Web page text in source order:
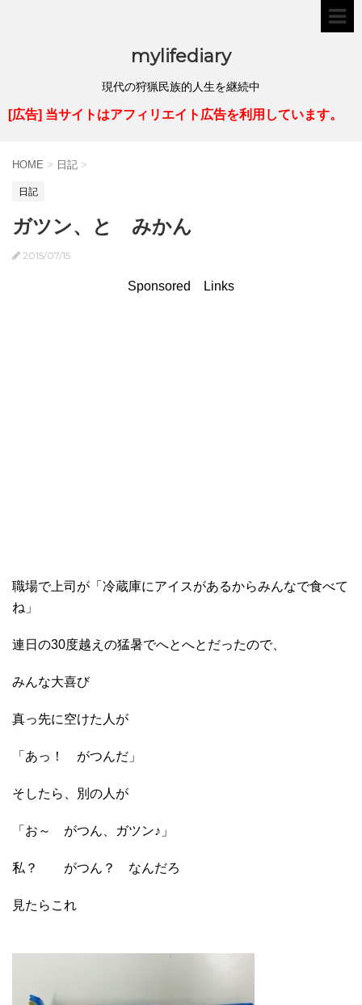
mylifediary
現代の狩猟民族的人生を継続中
[広告] 当サイトはアフィリエイト広告を利用しています。
HOME > 日記 >
日記
ガツン、と みかん
2015/07/15
Sponsored Links
職場で上司が「冷蔵庫にアイスがあるからみんなで食べて
ね」
連日の30度越えの猛暑でへとへとだったので、
みんな大喜び
真っ先に空けた人が
「あっ！ がつんだ」
そしたら、別の人が
「お～ がつん、ガツン♪」
私？ がつん？ なんだろ
見たらこれ